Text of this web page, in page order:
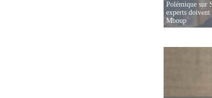
Polémique sur
experts doivent
Mboup